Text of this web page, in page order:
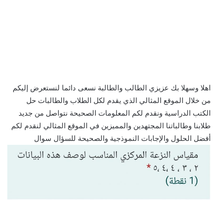
اهلا وسهلا بك عزيزي الطالب والطالبة نسعى دائما لنستعرض إليكم
من خلال الموقع المثالي الذي يقدم لكل الطلاب والطالبات حل
الكتب الدراسية ونقدم لكم المعلومات الصحيحة نتواصل من جديد
طلابنا وطالباتنا المجتهدين والمميزين في الموقع المثالي لنقدم لكم
أفضل الحلول والإجابات النموذجية والصحيحة للسؤال سوال